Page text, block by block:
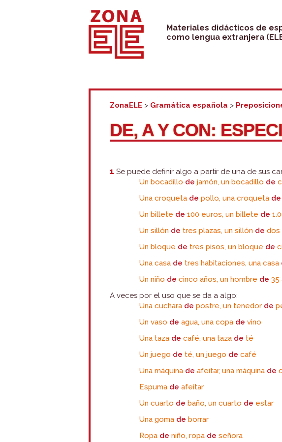
Saltar
contenido
Materiales didácticos de
como lengua extranjera
ZonaELE > Gramática española >
DE, A Y CON:
1 Se puede definir algo a partir de una de sus
Un bocadillo de jamón, un bocadillo de
Una croqueta de pollo, una croqueta de
Un billete de 100 euros, un billete de
Un sillón de tres plazas, un sillón de dos
Un bloque de tres pisos, un bloque de
Una casa de tres habitaciones, una casa
Un niño de cinco años, un hombre de35
A veces por el uso que se da a algo:
Una cuchara de postre, un tenedor de
Un vaso de agua, una copa de vino
Una taza decafé, una taza de té
Un juego de té, un juego de café
Una máquina deafeitar, una máquina de
Espuma de afeitar
Un cuarto de baño, un cuarto de estar
Una goma de borrar
Ropa de niño, ropa de señora